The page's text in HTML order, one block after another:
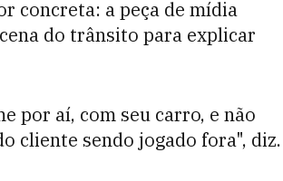
concreta: a peça de mídia
do trânsito para explicar
por aí, com seu carro, e não
cliente sendo jogado fora", diz.